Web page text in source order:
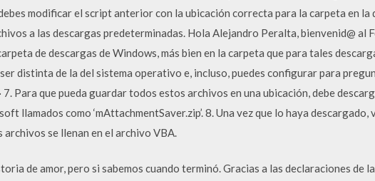
modificar el script anterior con la ubicación correcta para la carpeta en la
a las descargas predeterminadas. Hola Alejandro Peralta, bienvenid@ al
de descargas de Windows, más bien en la carpeta que para tales
distinta de la del sistema operativo e, incluso, puedes configurar para
Para que pueda guardar todos estos archivos en una ubicación, debe
llamados como ‘mAttachmentSaver.zip’. 8. Una vez que lo haya descargado,
se llenan en el archivo VBA.
de amor, pero si sabemos cuando terminó. Gracias a las declaraciones de